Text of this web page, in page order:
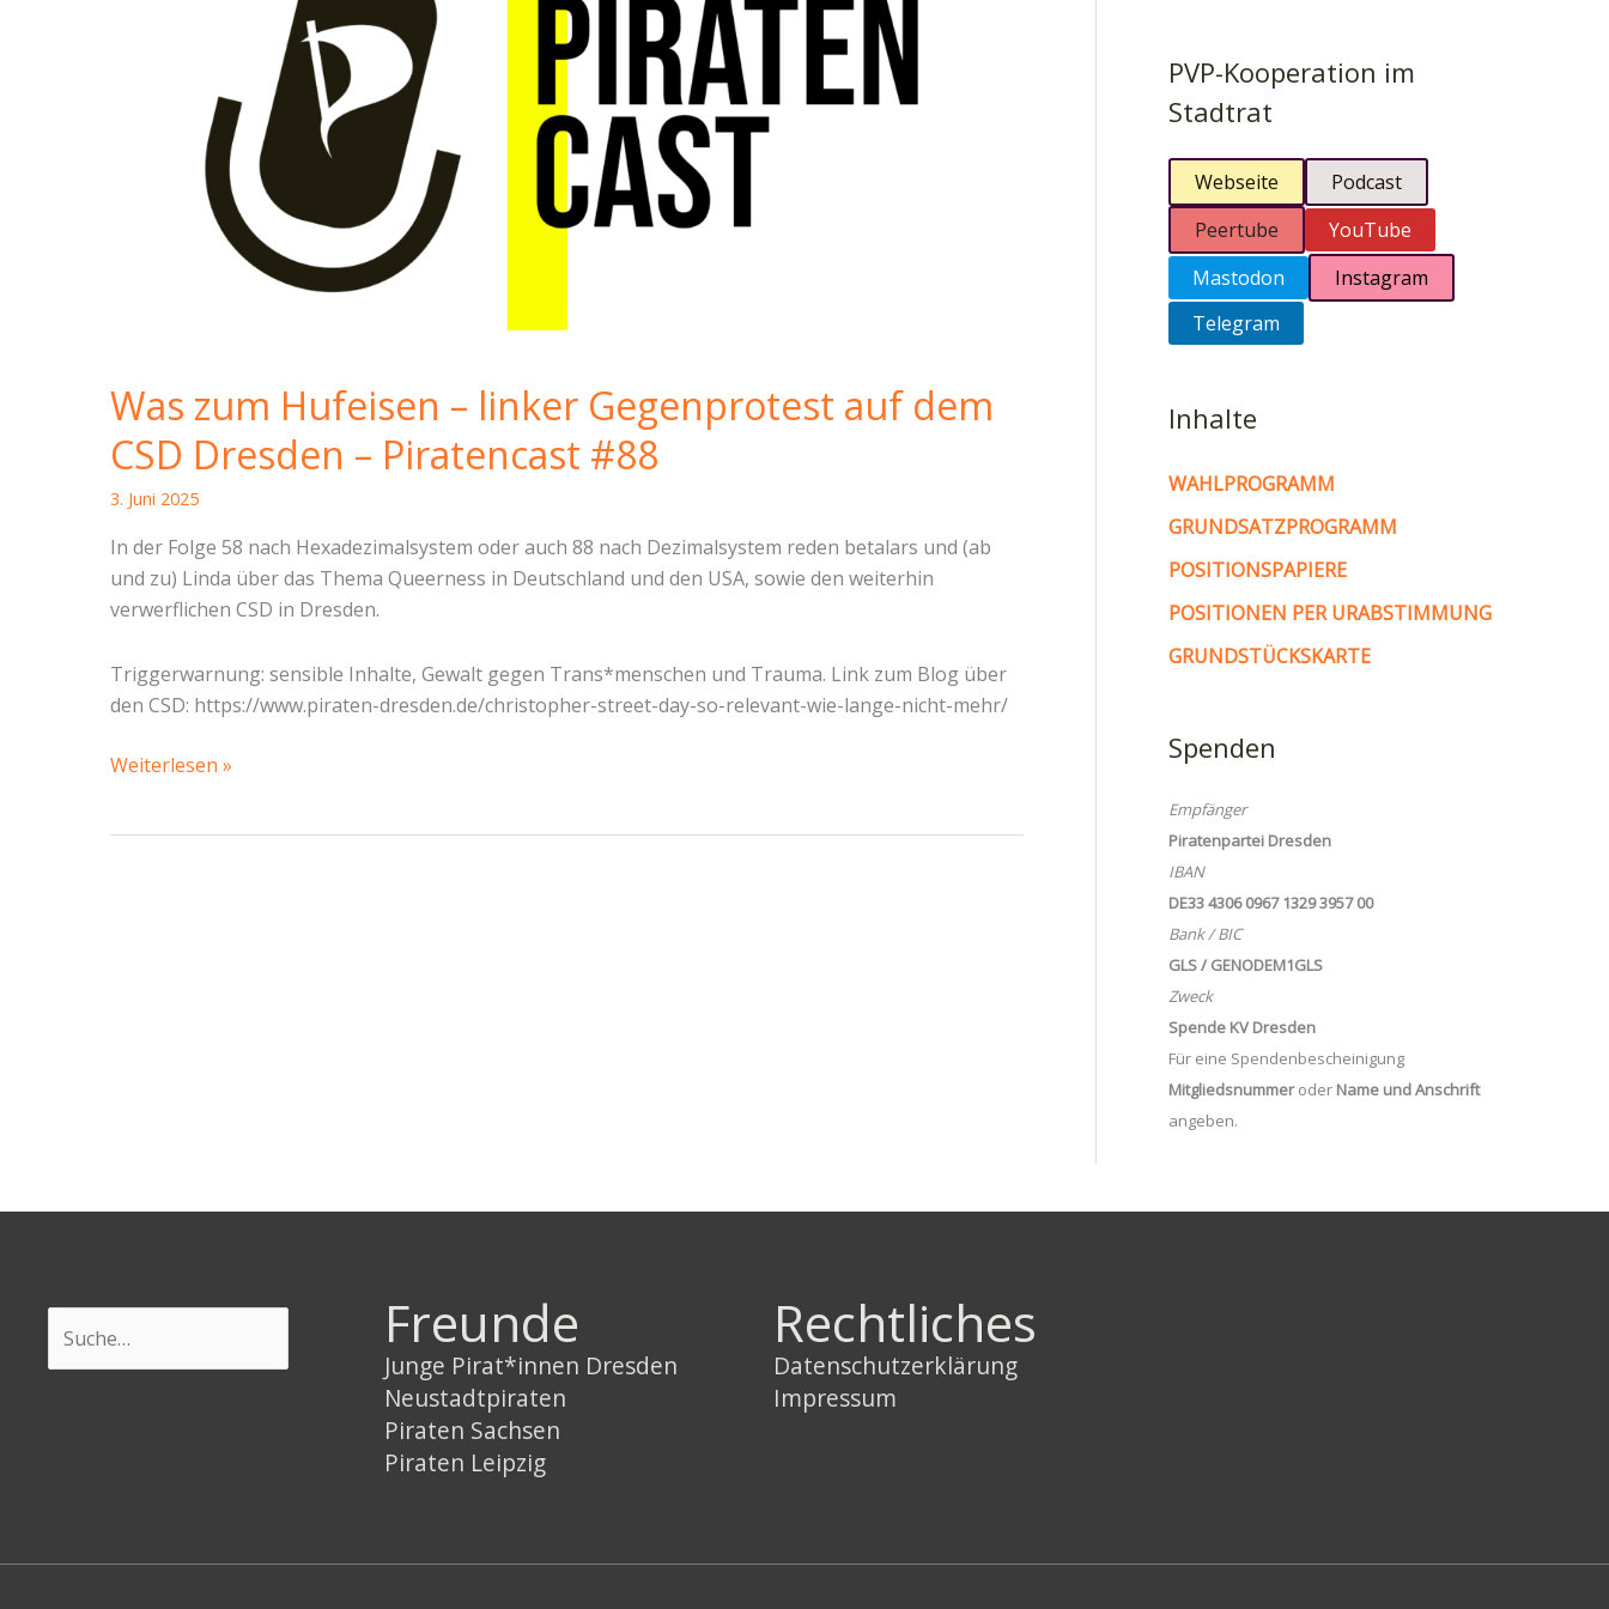
Was zum Hufeisen – linker Gegenprotest auf dem
CSD Dresden – Piratencast #88
3. Juni 2025
In der Folge 58 nach Hexadezimalsystem oder auch 88 nach Dezimalsystem reden betalars und (ab
und zu) Linda über das Thema Queerness in Deutschland und den USA, sowie den weiterhin
verwerflichen CSD in Dresden.
Triggerwarnung: sensible Inhalte, Gewalt gegen Trans*menschen und Trauma. Link zum Blog über
den CSD: https://www.piraten-dresden.de/christopher-street-day-so-relevant-wie-lange-nicht-mehr/
Was
Weiterlesen »
PVP-Kooperation im
Stadtrat
Webseite
Podcast
Peertube
YouTube
Mastodon
Instagram
Telegram
Inhalte
WAHLPROGRAMM
GRUNDSATZPROGRAMM
POSITIONSPAPIERE
POSITIONEN PER URABSTIMMUNG
GRUNDSTÜCKSKARTE
Spenden
Empfänger
Piratenpartei Dresden
IBAN
DE33 4306 0967 1329 3957 00
Bank / BIC
GLS / GENODEM1GLS
Zweck
Spende KV Dresden
Für eine Spendenbescheinigung
Mitgliedsnummeroder Name und Anschrift
angeben.
Freunde
Junge Pirat*innen Dresden
Neustadtpiraten
Piraten Sachsen
Piraten Leipzig
Rechtliches
Datenschutzerklärung
Impressum